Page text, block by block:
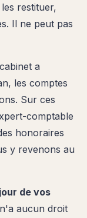
restituer,
Il ne peut pas
a
les comptes
Sur ces
comptable
honoraires
y revenons au
de vos
aucun droit